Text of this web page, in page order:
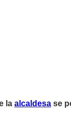
la alcaldesa se